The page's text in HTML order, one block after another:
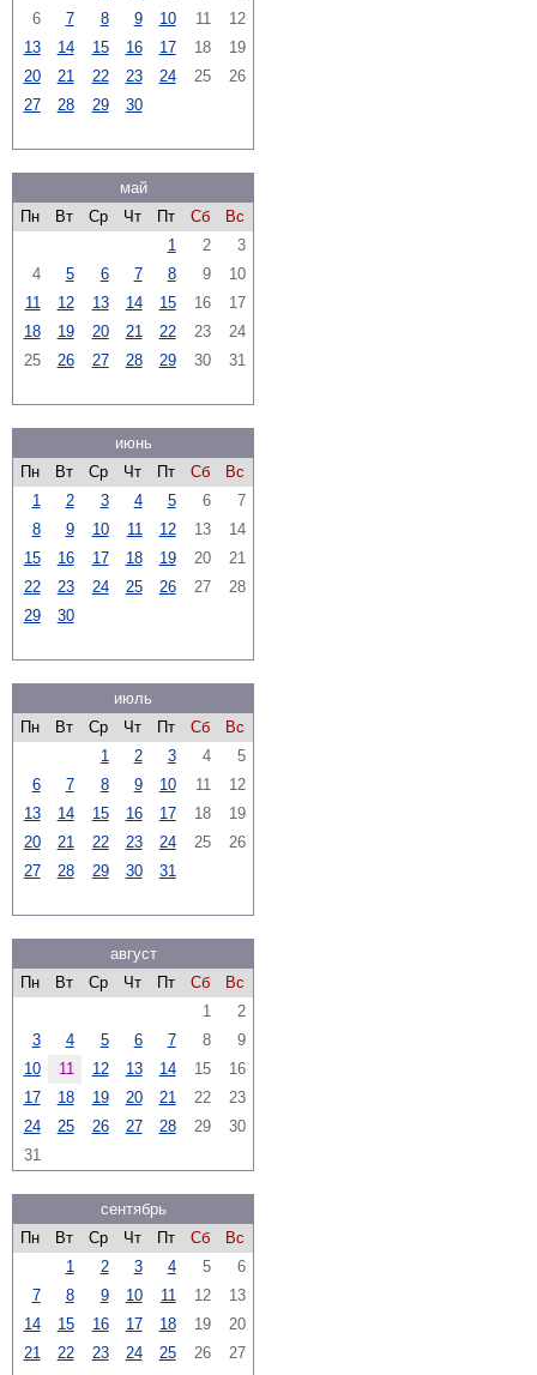
6
7 8 9 10 11
12
13
14 15 16 17 18
19
20
21 22 23 24 25
26
27
28 29 30
май
Пн
Вт Ср Чт Пт Сб
Вс
1
2
3
4
5 6 7 8 9
10
11
12 13 14 15 16
17
18
19 20 21 22 23
24
25
26 27 28 29 30 31
июнь
Пн
Вт Ср Чт Пт Сб
Вс
1
2 3 4 5 6
7
8
9 10 11 12 13
14
15
16 17 18 19 20
21
22
23 24 25 26 27
28
29
30
июль
Пн
Вт Ср Чт Пт Сб
Вс
1
2 3 4
5
6
7 8 9 10 11
12
13
14 15 16 17 18
19
20
21 22 23 24 25
26
27
28 29 30 31
август
Пн
Вт Ср Чт Пт Сб
Вс
1
2
3
4 5 6 7 8
9
10
11 12 13 14 15
16
17
18 19 20 21 22
23
24
25 26 27 28 29
30
31
сентябрь
Пн
Вт Ср Чт Пт Сб
Вс
1
2 3 4 5
6
7
8 9 10 11 12
13
14
15 16 17 18 19
20
21
22 23 24 25 26
27